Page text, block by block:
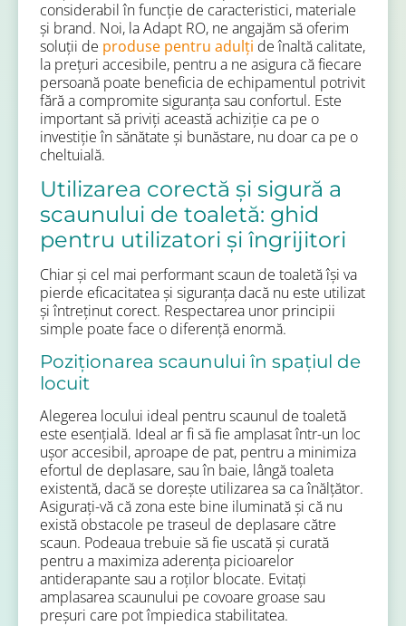
considerabil în funcție de caracteristici, materiale
și brand. Noi, la Adapt RO, ne angajăm să oferim
soluții de produse pentru adulți de înaltă calitate,
la prețuri accesibile, pentru a ne asigura că fiecare
persoană poate beneficia de echipamentul potrivit
fără a compromite siguranța sau confortul. Este
important să priviți această achiziție ca pe o
investiție în sănătate și bunăstare, nu doar ca pe o
cheltuială.
Utilizarea corectă și sigură a
scaunului de toaletă: ghid
pentru utilizatori și îngrijitori
Chiar și cel mai performant scaun de toaletă își va
pierde eficacitatea și siguranța dacă nu este utilizat
și întreținut corect. Respectarea unor principii
simple poate face o diferență enormă.
Poziționarea scaunului în spațiul de
locuit
Alegerea locului ideal pentru scaunul de toaletă
este esențială. Ideal ar fi să fie amplasat într-un loc
ușor accesibil, aproape de pat, pentru a minimiza
efortul de deplasare, sau în baie, lângă toaleta
existentă, dacă se dorește utilizarea sa ca înălțător.
Asigurați-vă că zona este bine iluminată și că nu
există obstacole pe traseul de deplasare către
scaun. Podeaua trebuie să fie uscată și curată
pentru a maximiza aderența picioarelor
antiderapante sau a roților blocate. Evitați
amplasarea scaunului pe covoare groase sau
preșuri care pot împiedica stabilitatea.